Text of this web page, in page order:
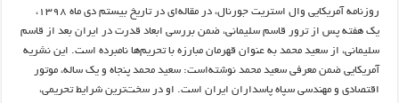
روزنامه آمریکایی وال استریت جورنال، در مقاله‌ای در تاریخ بیستم دی ماه ۱۳۹۸،
یک هفته پس از ترور قاسم سلیمانی، ضمن بررسی ابعاد قدرت در ایران بعد از قاسم
سلیمانی، از سعید محمد به عنوان قهرمان مبارزه با تحریم‌ها نامبرده است. این نشریه
آمریکایی ضمن معرفی سعید محمد نوشته‌است: سعید محمد پنجاه و یک ساله، موتور
اقتصادی و مهندسی سپاه پاسداران ایران است. او در سخت‌ترین شرایط تحریمی،